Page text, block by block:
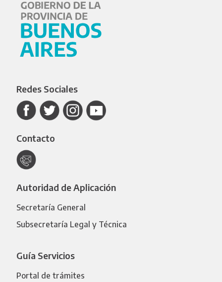
Redes Sociales
Contacto
Autoridad de Aplicación
Secretaría General
Subsecretaría Legal y Técnica
Guía Servicios
Portal de trámites